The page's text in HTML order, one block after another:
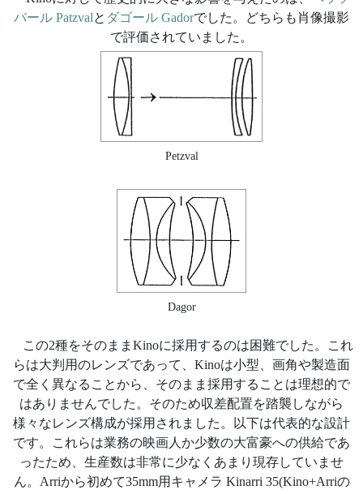
バール Patzvalと ダゴール Gadorでした。どちらも肖像撮影
で評価されていました。
Petzval
Dagor
この2種をそのままKinoに採用するのは困難でした。これ
らは大判用のレンズであって、Kinoは小型、画角や製造面
で全く異なることから、そのまま採用することは理想的で
はありませんでした。そのため収差配置を踏襲しながら
様々なレンズ構成が採用されました。以下は代表的な設計
です。これらは業務の映画人か少数の大富豪への供給であ
ったため、生産数は非常に少なくあまり現存していませ
ん。Arriから初めて35mm用キャメラ Kinarri 35(Kino+Arriの